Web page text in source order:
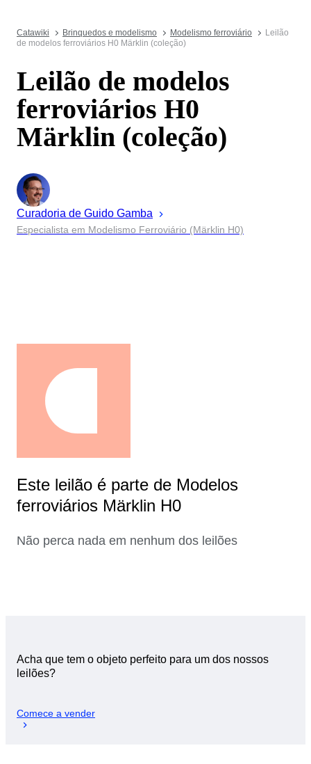
Catawiki Brinquedos e modelismo Modelismo ferroviário
Leilão
de modelos ferroviários H0 Märklin (coleção)
Leilão de modelos
ferroviários H0
Märklin (coleção)
Curadoria de Guido Gamba
Especialista em Modelismo Ferroviário (Märklin H0)
Este leilão é parte de Modelos
ferroviários Märklin H0
Não perca nada em nenhum dos leilões
Acha que tem o objeto perfeito para um dos nossos
leilões?
Comece a vender